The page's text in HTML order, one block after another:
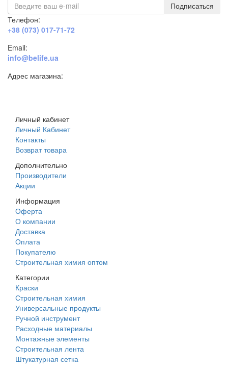
Подписаться
Телефон:
+38 (073) 017-71-72
Email:
info@belife.ua
Адрес магазина:
Личный кабинет
Личный Кабинет
Контакты
Возврат товара
Дополнительно
Производители
Акции
Информация
Оферта
О компании
Доставка
Оплата
Покупателю
Строительная химия оптом
Категории
Краски
Строительная химия
Универсальные продукты
Ручной инструмент
Расходные материалы
Монтажные элементы
Строительная лента
Штукатурная сетка